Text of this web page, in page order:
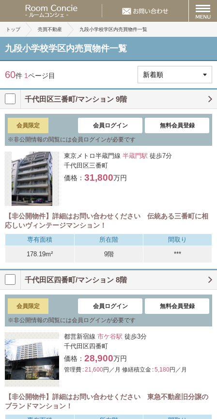
トップ 売買不動産 九段小学校学区内売買物件一覧
九段小学校学区内売買物件一覧
60件 1ページ目
千代田区三番町/マンション 9階
会員限定 会員ログイン 無料会員登録
※非公開情報の閲覧には会員ログインが必要です
東京メトロ半蔵門線 半蔵門駅 徒歩7分
千代田区三番町
価格： 31,800万円
【非公開物件】詳細はお問い合わせください 伝統ある三番町に相
応しいヴィンテージマンション！
専有面積 所在階
間取り
178.19m²
9階 ***
千代田区四番町/マンション 8階
会員限定 会員ログイン 無料会員登録
※非公開情報の閲覧には会員ログインが必要です
都営新宿線 市ケ谷駅 徒歩3分
千代田区四番町
価格： 28,900万円
管理費 :21,600円／月 修繕積立金 :5,180円／月
【非公開物件】詳細はお問い合わせください 東急不動産旧分譲の
ブランドマンション！